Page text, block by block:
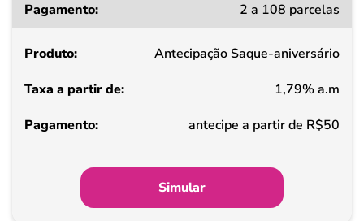
a
de
Pagamento
2 a 108 parcelas
Antecipação Saque-aniversário
1,79% a.m
antecipe a partir de R$50
Simular